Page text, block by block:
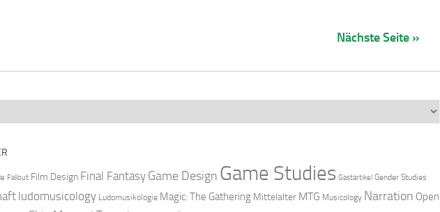
Nächste Seite »
Fallout Film Design Final Fantasy Game Design Game Studies Gastartikel Gender Studies
ludomusicology Ludomusikologie Magic: The Gathering Mittelalter MTG Musicology Narration Open